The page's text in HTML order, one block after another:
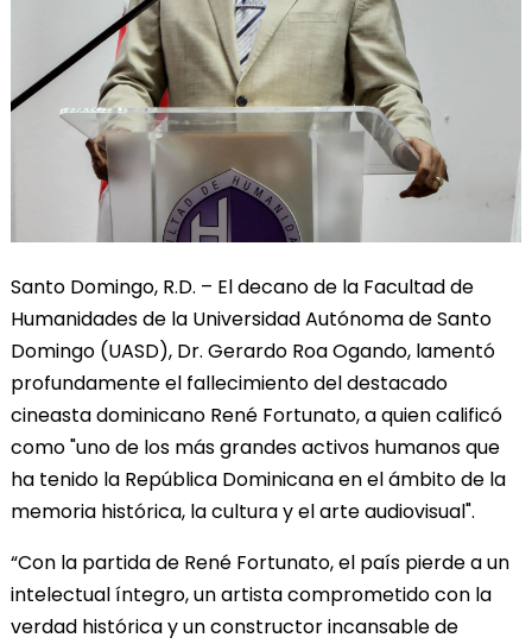
Santo Domingo, R.D. – El decano de la Facultad de
Humanidades de la Universidad Autónoma de Santo
Domingo (UASD), Dr. Gerardo Roa Ogando, lamentó
profundamente el fallecimiento del destacado
cineasta dominicano René Fortunato, a quien calificó
como "uno de los más grandes activos humanos que
ha tenido la República Dominicana en el ámbito de la
memoria histórica, la cultura y el arte audiovisual".
“Con la partida de René Fortunato, el país pierde a un
intelectual íntegro, un artista comprometido con la
verdad histórica y un constructor incansable de